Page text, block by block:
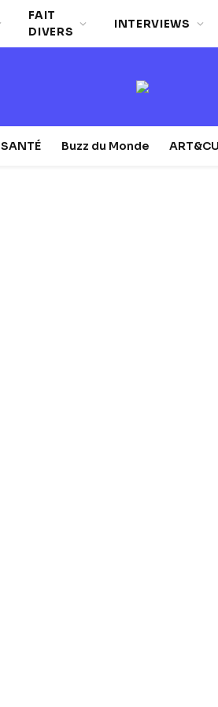
FAIT
DIVERS
INTERVIEWS
SANTÉ Buzz du Monde